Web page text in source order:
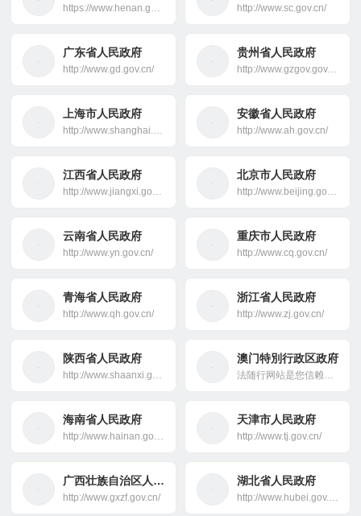
https://www.henan.gov.cn/ http://www.sc.gov.cn/
广东省人民政府
http://www.gd.gov.cn/
贵州省人民政府
http://www.gzgov.gov.cn/
上海市人民政府
http://www.shanghai.gov.cn/
安徽省人民政府
http://www.ah.gov.cn/
江西省人民政府
http://www.jiangxi.gov.cn/
北京市人民政府
http://www.beijing.gov.cn/
云南省人民政府
http://www.yn.gov.cn/
重庆市人民政府
http://www.cq.gov.cn/
青海省人民政府
http://www.qh.gov.cn/
浙江省人民政府
http://www.zj.gov.cn/
陕西省人民政府
http://www.shaanxi.gov.cn/
澳门特別行政区政府
法随行网站是您信赖的法律伙伴，专注于提供专业的律师服务和全面的法律咨询。遇到商业合同、知识产权保护或个人法律纠纷时，我们的资深律师团队将为您导航，确保法律之路不再艰难。无论案件大小，我们都致力于为您提供精准而权威的解决方案，并保障您的权利。法随行，法律问题的专业解答者，与您同行每一步。
海南省人民政府
http://www.hainan.gov.cn/
天津市人民政府
http://www.tj.gov.cn/
广西壮族自治区人民政府
http://www.gxzf.gov.cn/
湖北省人民政府
http://www.hubei.gov.cn/